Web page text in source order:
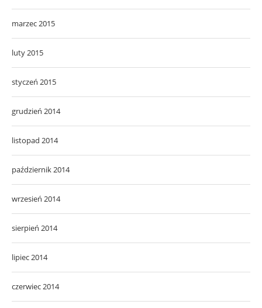
marzec 2015
luty 2015
styczeń 2015
grudzień 2014
listopad 2014
październik 2014
wrzesień 2014
sierpień 2014
lipiec 2014
czerwiec 2014